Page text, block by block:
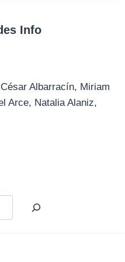
Info
Albarracín, Miriam
Arce, Natalia Alaniz,